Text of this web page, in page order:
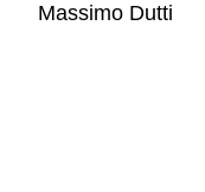
Massimo Dutti